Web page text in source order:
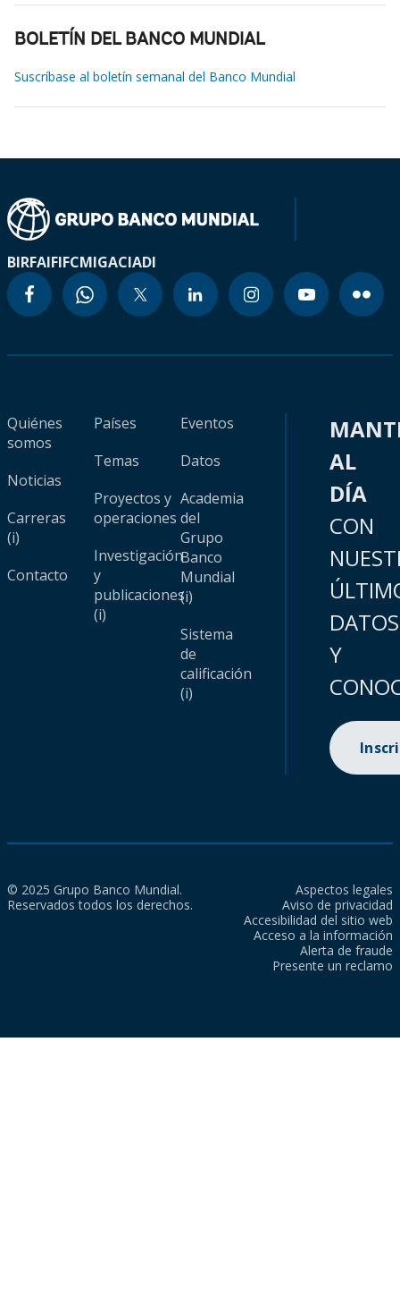
BOLETÍN DEL BANCO MUNDIAL
Suscríbase al boletín semanal del Banco Mundial
BIRFAIFIFCMIGACIADI
Quiénes
somos
Noticias
Carreras
(i)
Contacto
Países
Temas
Proyectos y
operaciones
Investigación
y
publicaciones
(i)
Eventos
Datos
Academia
del
Grupo
Banco
Mundial
(i)
Sistema
de
calificación
(i)
AL
DÍA
CON
DATOS
Y
© 2025 Grupo Banco Mundial.
Reservados todos los derechos.
Aspectos legales
Aviso de privacidad
Accesibilidad del sitio web
Acceso a la información
Alerta de fraude
Presente un reclamo